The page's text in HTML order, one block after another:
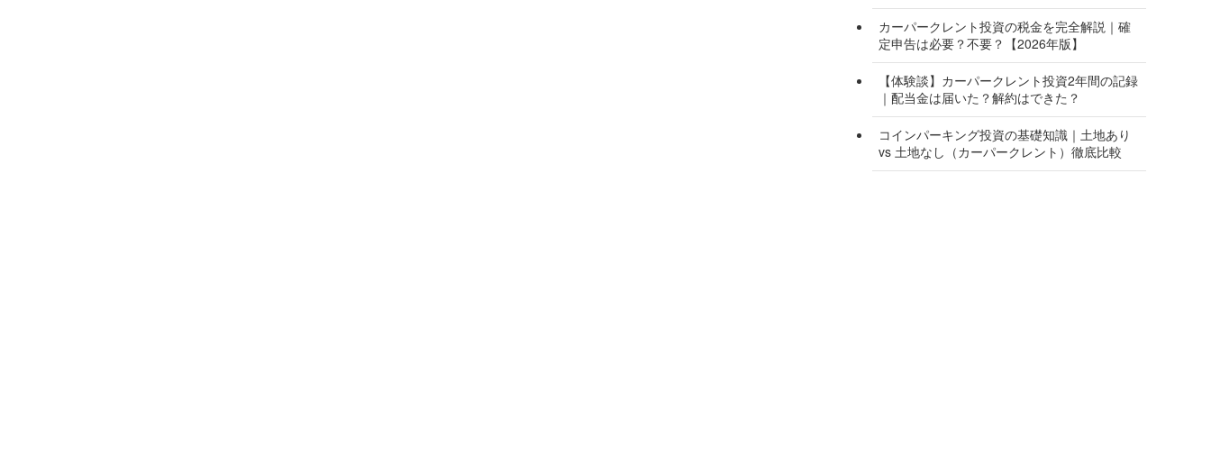
カーパークレント投資の税金を完全解説｜確
定申告は必要？不要？【2026年版】
【体験談】カーパークレント投資2年間の記録
｜配当金は届いた？解約はできた？
コインパーキング投資の基礎知識｜土地あり
vs 土地なし（カーパークレント）徹底比較